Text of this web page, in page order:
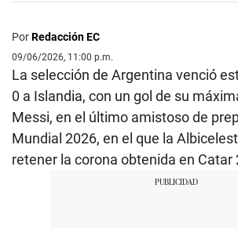
PorRedacción EC
09/06/2026, 11:00 p.m.
La selección de Argentina venció
0 a Islandia, con un gol de su
Messi, en el último amistoso de
Mundial 2026, en el que la
retener la corona obtenida en Catar